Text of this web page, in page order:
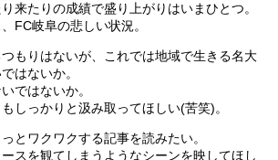
来たりの成績で盛り上がりはいまひとつ。
FC岐阜の悲しい状況。
もりはないが、これでは地域で生きる名大
はないか。
ではないか。
しっかりと汲み取ってほしい(苦笑)。
とワクワクする記事を読みたい。
スを観てしまうようなシーンを映してほし